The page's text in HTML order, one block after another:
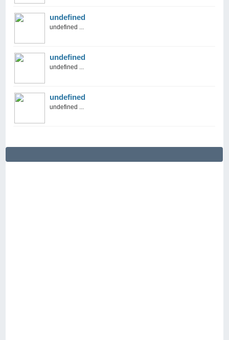
undefined
undefined ...
undefined
undefined ...
undefined
undefined ...